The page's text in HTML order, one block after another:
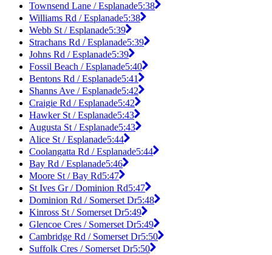
Townsend Lane / Esplanade5:38
Williams Rd / Esplanade5:38
Webb St / Esplanade5:39
Strachans Rd / Esplanade5:39
Johns Rd / Esplanade5:39
Fossil Beach / Esplanade5:40
Bentons Rd / Esplanade5:41
Shanns Ave / Esplanade5:42
Craigie Rd / Esplanade5:42
Hawker St / Esplanade5:43
Augusta St / Esplanade5:43
Alice St / Esplanade5:44
Coolangatta Rd / Esplanade5:44
Bay Rd / Esplanade5:46
Moore St / Bay Rd5:47
St Ives Gr / Dominion Rd5:47
Dominion Rd / Somerset Dr5:48
Kinross St / Somerset Dr5:49
Glencoe Cres / Somerset Dr5:49
Cambridge Rd / Somerset Dr5:50
Suffolk Cres / Somerset Dr5:50